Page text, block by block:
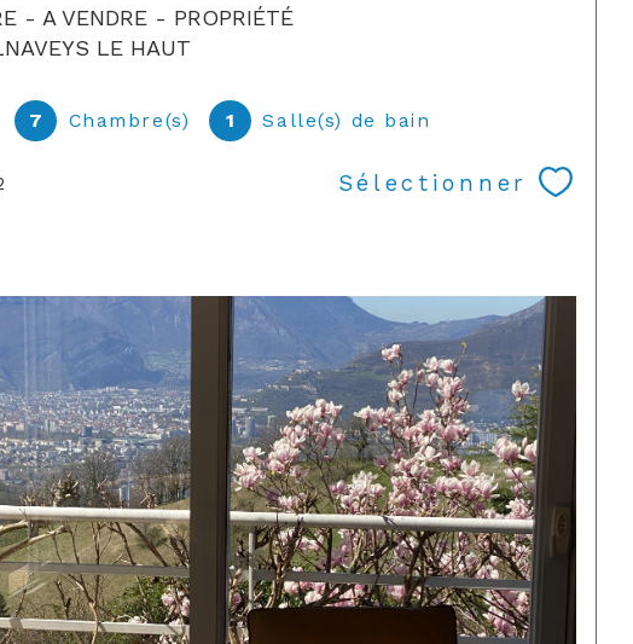
- A VENDRE - PROPRIÉTÉ
LE HAUT
7 Chambre(s) 1 Salle(s) de bain
Sélectionner